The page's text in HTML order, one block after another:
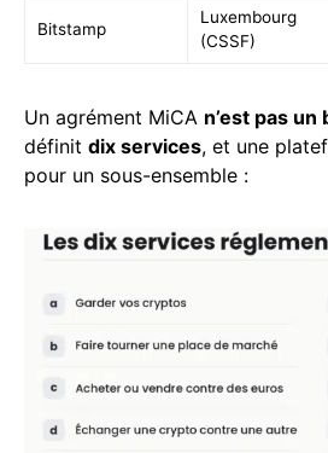
Bitstamp
Luxembourg
(CSSF)
Un agrément MiCA n’est pas un
définit dix services, et une
pour un sous-ensemble :